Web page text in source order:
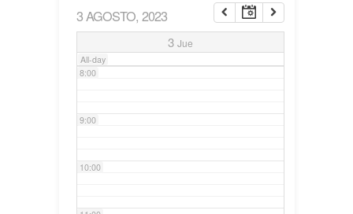
3 AGOSTO, 2023
3 Jue
All-day
7:00
8:00
9:00
10:00